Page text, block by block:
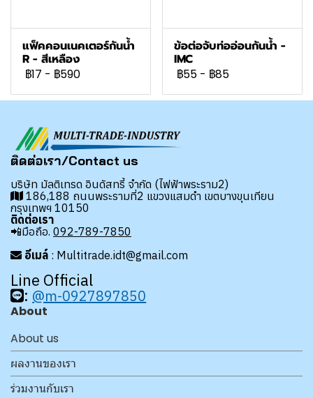
แฟ็คคอนเนคเตอร์กันน้ำ
R - สีเหลือง
฿17 - ฿590
ข้อต่อจับท่ออ่อนกันน้ำ -
IMC
฿55 - ฿85
ติดต่อเรา/Contact us
บริษัท มัลติเทรด อินดัสทรี้ จำกัด (ไฟฟ้าพระราม2)
186,188 ถนนพระรามที่2 แขวงแสมดำ เขตบางขุนเทียน
กรุงเทพฯ 10150
ติดต่อเรา
📲มือถือ. 092-789-7850
อีเมล์ : Multitrade.idt@gmail.com
Line Official
: @m-0927897850
About
About us
ผลงานของเรา
ร่วมงานกับเรา